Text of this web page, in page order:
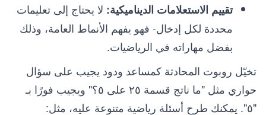
تقييم الاستعلامات الديناميكية: لا يحتاج إلى تعليمات
محددة لكل إدخال- فهو يفهم الأنماط العامة، وذلك
بفضل مهاراته في الرياضيات.
تخيّل روبوت المحادثة كمساعد ودود يجيب على سؤال
حواري مثل "ما ناتج قسمة ٢٥ على ٥؟" ويجيب فورًا بـ
"٥". يمكنك طرح أسئلة رياضية متنوعة عليه، مثل: